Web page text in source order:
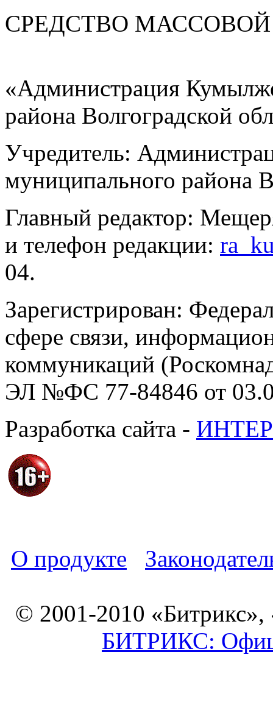
СРЕДСТВО
«Администрация
района Волгоградской
Учредитель:
муниципального района
Главный редактор:
и телефон редакции:
04.
Зарегистрирован:
сфере связи,
коммуникаций
ЭЛ №ФС 77-84846 от
Разработка сайта -
О продукте
© 2001-2010 «Битрикс»,
БИТРИКС: